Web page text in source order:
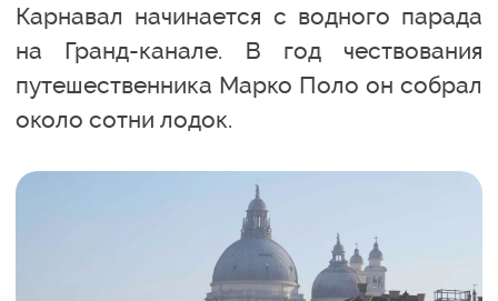
Карнавал начинается с водного парада
на Гранд-канале. В год чествования
путешественника Марко Поло он собрал
около сотни лодок.